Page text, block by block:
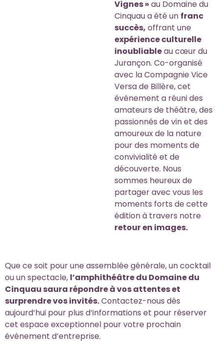
Vignes » au Domaine du
Cinquau a été un franc
succès, offrant une
expérience culturelle
inoubliableau cœur du
Jurançon. Co-organisé
avec la Compagnie Vice
Versa de Billère, cet
événement a réuni des
amateurs de théâtre, des
passionnés de vin et des
amoureux de la nature
pour des moments de
convivialité et de
découverte. Nous
sommes heureux de
partager avec vous les
moments forts de cette
édition à travers notre
retour en images.
Que ce soit pour une assemblée générale, un cocktail
ou un spectacle, l’amphithéâtre du Domaine du
Cinquau saura répondre à vos attentes et
surprendre vos invités.Contactez-nous dès
aujourd’hui pour plus d’informations et pour réserver
cet espace exceptionnel pour votre prochain
événement d’entreprise.